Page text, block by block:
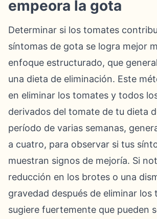
empeora la gota
Determinar si los tomates
síntomas de gota se logra mejor
enfoque estructurado, que
una dieta de eliminación. Este
en eliminar los tomates y todos
derivados del tomate de tu dieta
período de varias semanas,
a cuatro, para observar si tus
muestran signos de mejoría. Si
reducción en los brotes o una
gravedad después de eliminar los
sugiere fuertemente que pueden